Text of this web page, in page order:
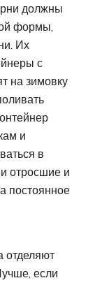
должны
формы,
Их
с
на зимовку
и
в
отросшие и
постоянное
отделяют
если